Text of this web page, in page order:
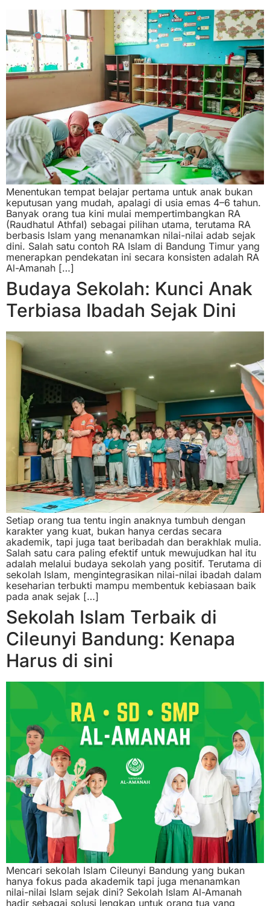
Menentukan tempat belajar pertama untuk anak bukan
keputusan yang mudah, apalagi di usia emas 4–6 tahun.
Banyak orang tua kini mulai mempertimbangkan RA
(Raudhatul Athfal) sebagai pilihan utama, terutama RA
berbasis Islam yang menanamkan nilai-nilai adab sejak
dini. Salah satu contoh RA Islam di Bandung Timur yang
menerapkan pendekatan ini secara konsisten adalah RA
Al-Amanah […]
Budaya Sekolah: Kunci Anak
Terbiasa Ibadah Sejak Dini
Setiap orang tua tentu ingin anaknya tumbuh dengan
karakter yang kuat, bukan hanya cerdas secara
akademik, tapi juga taat beribadah dan berakhlak mulia.
Salah satu cara paling efektif untuk mewujudkan hal itu
adalah melalui budaya sekolah yang positif. Terutama di
sekolah Islam, mengintegrasikan nilai-nilai ibadah dalam
keseharian terbukti mampu membentuk kebiasaan baik
pada anak sejak […]
Sekolah Islam Terbaik di
Cileunyi Bandung: Kenapa
Harus di sini
Mencari sekolah Islam Cileunyi Bandung yang bukan
hanya fokus pada akademik tapi juga menanamkan
nilai-nilai Islam sejak dini? Sekolah Islam Al-Amanah
hadir sebagai solusi lengkap untuk orang tua yang